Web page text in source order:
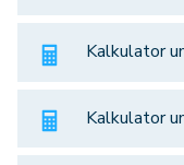
Kalkulator
Kalkulator